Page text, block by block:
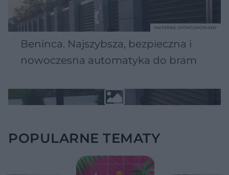
Beninca. Najszybsza, bezpieczna i
nowoczesna automatyka do bram
MATERIAŁ SPONSOROWANY
POPULARNE TEMATY